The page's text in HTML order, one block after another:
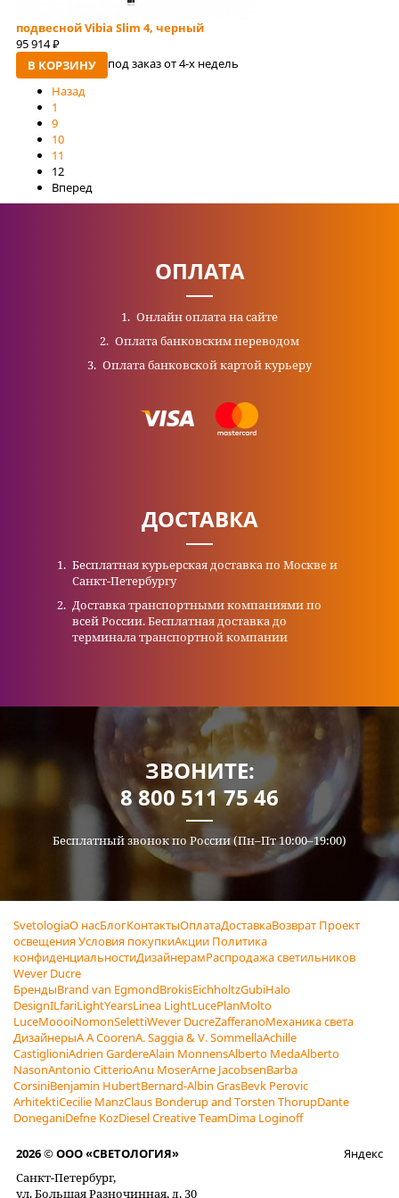
подвесной Vibia Slim 4, черный
95 914 руб
В КОРЗИНУ
под заказ от 4-x недель
Назад
1
9
10
11
12
Вперед
ОПЛАТА
Онлайн оплата на сайте
Оплата банковским переводом
Оплата банковской картой курьеру
ДОСТАВКА
Бесплатная курьерская доставка по Москве и
Санкт-Петербургу
Доставка транспортными компаниями по
всей России. Бесплатная доставка до
терминала транспортной компании
ЗВОНИТЕ:
8 800 511 75 46
Бесплатный звонок по России (Пн–Пт 10:00–19:00)
SvetologiaО насБлогКонтактыОплатаДоставкаВозврат Проект
освещенияУсловия покупкиАкции Политика
конфиденциальностиДизайнерамРаспродажа светильников
Wever Ducre
БрендыBrand van EgmondBrokisEichholtzGubiHalo
DesignILfariLightYearsLinea LightLucePlanMolto
LuceMoooiNomonSelettiWever DucreZafferanoМеханика света
ДизайнерыA A CoorenA. Saggia & V. SommellaAchille
CastiglioniAdrien GardereAlain MonnensAlberto MedaAlberto
NasonAntonio CitterioAnu MoserArne JacobsenBarba
CorsiniBenjamin HubertBernard-Albin GrasBevk Perovic
ArhitektiCecilie ManzClaus Bonderup and Torsten ThorupDante
DoneganiDefne KozDiesel Creative TeamDima Loginoff
2026 © ООО «СВЕТОЛОГИЯ»
Санкт-Петербург,
ул. Большая Разночинная, д. 30
Яндекс